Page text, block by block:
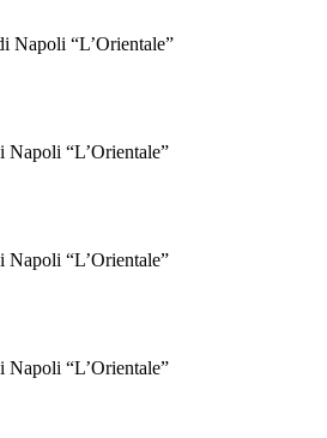
Napoli “L’Orientale”
“L’Orientale”
“L’Orientale”
“L’Orientale”